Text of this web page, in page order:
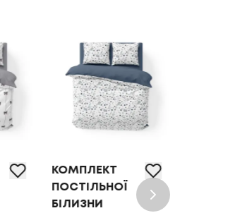
КОМПЛЕКТ
ПОСТІЛЬНОЇ
БІЛИЗНИ